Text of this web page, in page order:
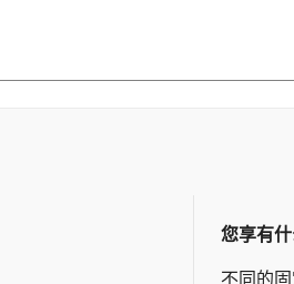
您享有
不同的